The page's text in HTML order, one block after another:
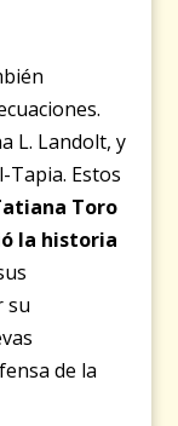
L. Landolt, y
Tapia. Estos
Toro
la historia
su
de la